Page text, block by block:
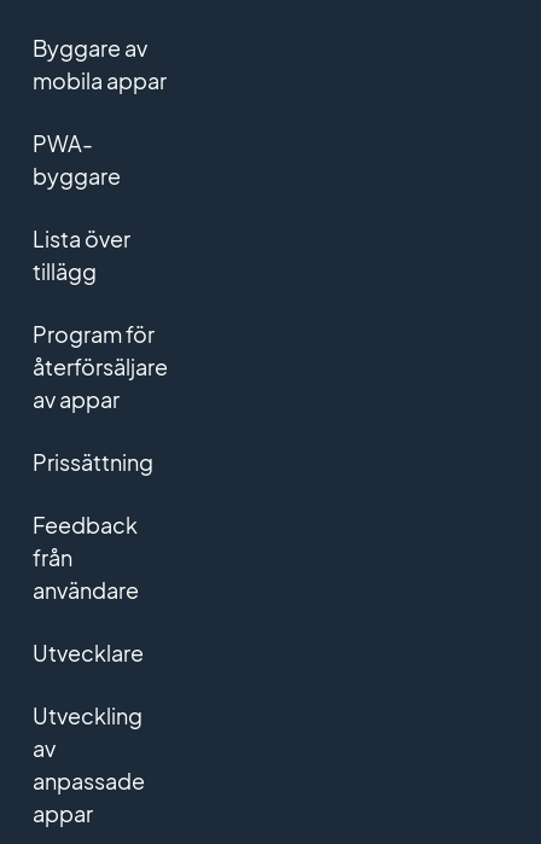
Byggare av
mobila appar
PWA-
byggare
Lista över
tillägg
Program för
återförsäljare
av appar
Prissättning
Feedback
från
användare
Utvecklare
Utveckling
av
anpassade
appar